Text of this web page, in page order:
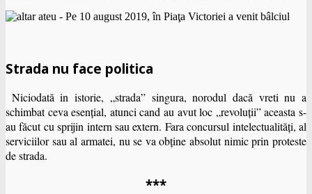
Strada nu face politica
Niciodată in istorie, „strada” singura, norodul dacă vreti nu a
schimbat ceva esențial, atunci cand au avut loc „revoluții” aceasta s-
au făcut cu sprijin intern sau extern. Fara concursul intelectualități, al
serviciilor sau al armatei, nu se va obține absolut nimic prin proteste
de strada.
***